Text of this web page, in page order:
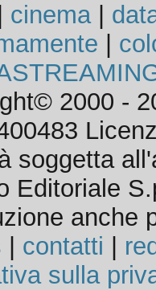
cinema|
2000 -
soggetta
Editoriale
anche
contatti
sulla